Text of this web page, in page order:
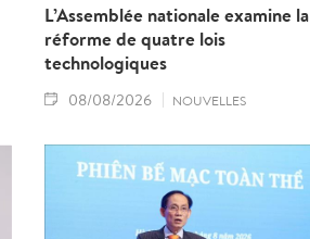
L’Assemblée nationale examine la
réforme de quatre lois
technologiques
08/08/2026 NOUVELLES